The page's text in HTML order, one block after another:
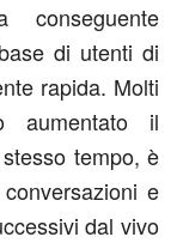
di utenti di
rapida. Molti
aumentato il
tempo, è
e
dal vivo